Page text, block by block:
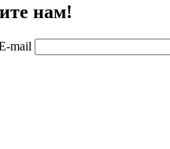
нам!
mail